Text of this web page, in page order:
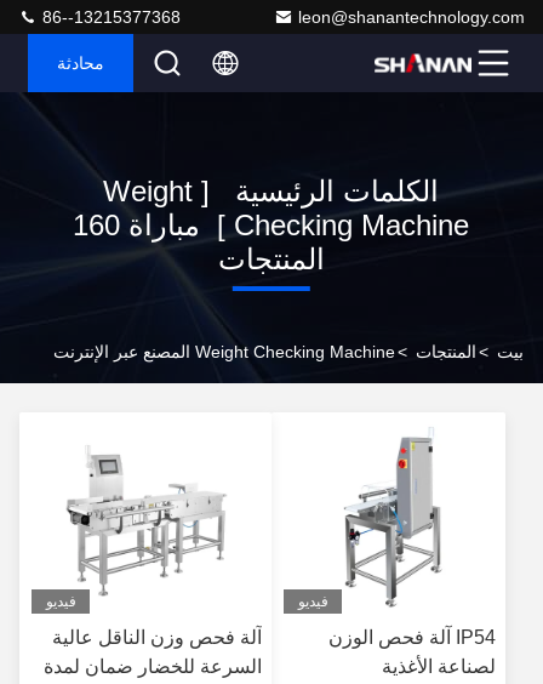
leon@shanantechnology.com
86--13215377368
محادثة
الكلمات الرئيسية [ Weight
Checking Machine ] مباراة 160
المنتجات
بيت >المنتجات >Weight Checking Machine المصنع عبر الإنترنت
فيديو
IP54 آلة فحص الوزن
لصناعة الأغذية
فيديو
آلة فحص وزن الناقل عالية
السرعة للخضار ضمان لمدة